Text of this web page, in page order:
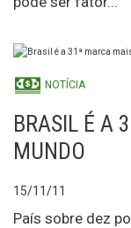
NOTÍCIA
BRASIL É A
MUNDO
15/11/11
País sobre dez